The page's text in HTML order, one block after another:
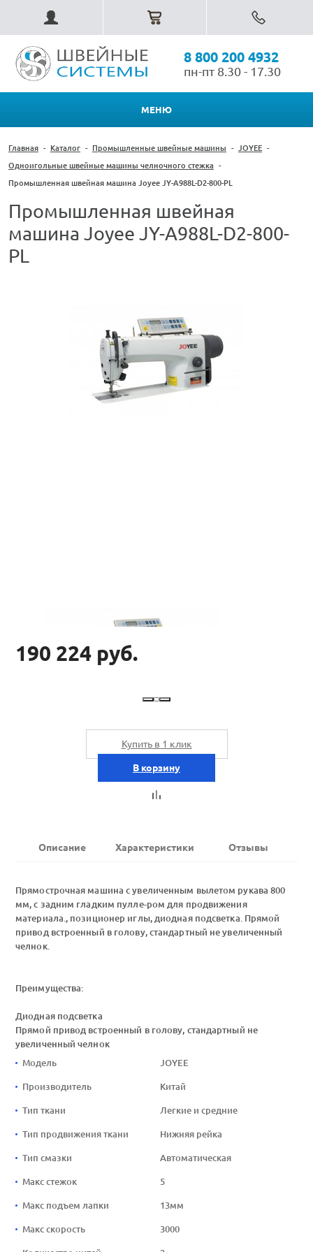
8 800 200 4932
пн-пт 8.30 - 17.30
МЕНЮ
Главная - Каталог - Промышленные швейные машины - JOYEE -
Одноигольные швейные машины челночного стежка -
Промышленная швейная машина Joyee JY-A988L-D2-800-PL
Промышленная швейная
машина Joyee JY-A988L-D2-800-
PL
190 224 руб.
Купить в 1 клик
В корзину
Описание Характеристики Отзывы
Прямострочная машина с увеличенным вылетом рукава 800
мм, с задним гладким пулле-ром для продвижения
материала., позиционер иглы, диодная подсветка. Прямой
привод встроенный в голову, стандартный не увеличенный
челнок.
Преимущества:
Диодная подсветка
Прямой привод встроенный в голову, стандартный не
увеличенный челнок
Модель
JOYEE
Производитель Китай
Тип ткани Легкие и средние
Тип продвижения ткани Нижняя рейка
Тип смазки Автоматическая
Макс стежок 5
Макс подъем лапки 13мм
Макс скорость 3000